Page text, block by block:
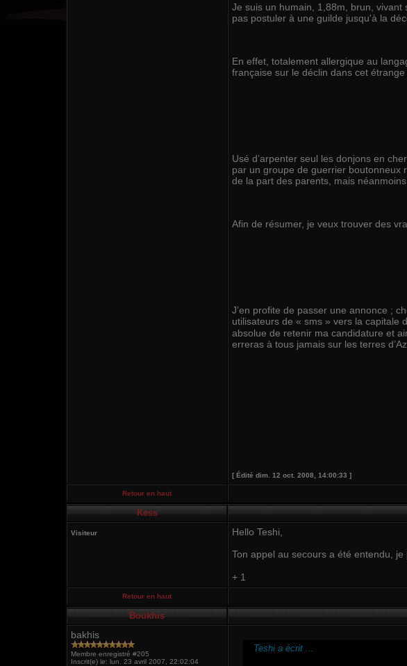
Je suis un humain, 1,88m, brun,
pas postuler à une guilde jusqu'à la
En effet, totalement allergique au
française sur le déclin dans cet
Usé d’arpenter seul les donjons en
par un groupe de guerrier boutonneux
de la part des parents, mais
Afin de résumer, je veux trouver des
J’en profite de passer une annonce ;
utilisateurs de « sms » vers la capitale
absolue de retenir ma candidature et
erreras à tous jamais sur les terres
[ Édité dim. 12 oct. 2008, 14:00:33 ]
Retour en haut
Kess
Visiteur
Hello Teshi,
Ton appel au secours a été entendu,
+ 1
Retour en haut
Boukhis
bakhis
Membre enregistré #205
Inscrit(e) le: lun. 23 avril 2007, 22:02:04
Teshi a écrit ...